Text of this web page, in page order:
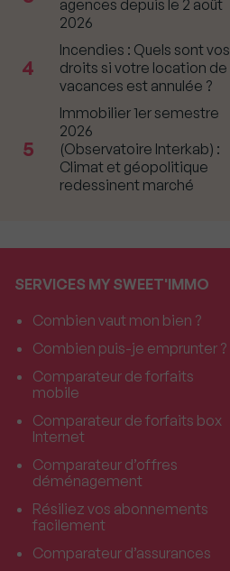
agences depuis le 2 août
2026
4
Incendies : Quels sont vos
droits si votre location de
vacances est annulée ?
5
Immobilier 1er semestre
2026
(Observatoire Interkab) :
Climat et géopolitique
redessinent marché
SERVICES MY SWEET'IMMO
Combien vaut mon bien ?
Combien puis-je emprunter ?
Comparateur de forfaits
mobile
Comparateur de forfaits box
Internet
Comparateur d’offres
déménagement
Résiliez vos abonnements
facilement
Comparateur d’assurances